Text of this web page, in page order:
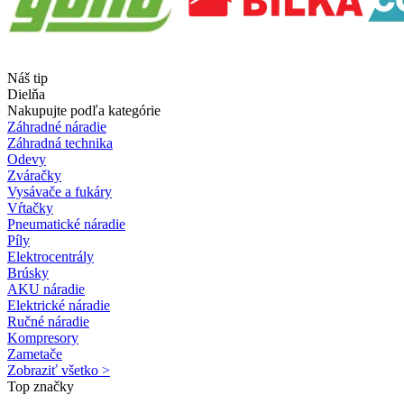
Náš tip
Dielňa
Nakupujte podľa kategórie
Záhradné náradie
Záhradná technika
Odevy
Zváračky
Vysávače a fukáry
Vŕtačky
Pneumatické náradie
Píly
Elektrocentrály
Brúsky
AKU náradie
Elektrické náradie
Ručné náradie
Kompresory
Zametače
Zobraziť všetko >
Top značky